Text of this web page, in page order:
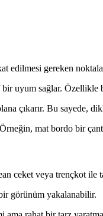
edilmesi gereken
uyum sağlar.
çıkarır. Bu sayede,
mat bordo bir
ceket veya trençkot ile
görünüm yakalanabilir.